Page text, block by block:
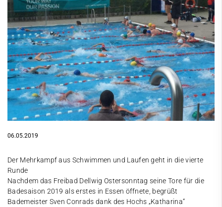
06.05.2019
Der Mehrkampf aus Schwimmen und Laufen geht in die vierte
Runde
Nachdem das Freibad Dellwig Ostersonntag seine Tore für die
Badesaison 2019 als erstes in Essen öffnete, begrüßt
Bademeister Sven Conrads dank des Hochs „Katharina“